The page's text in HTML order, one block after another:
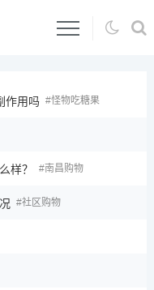
作用吗 怪物吃糖果
样？ 南昌购物
社区购物